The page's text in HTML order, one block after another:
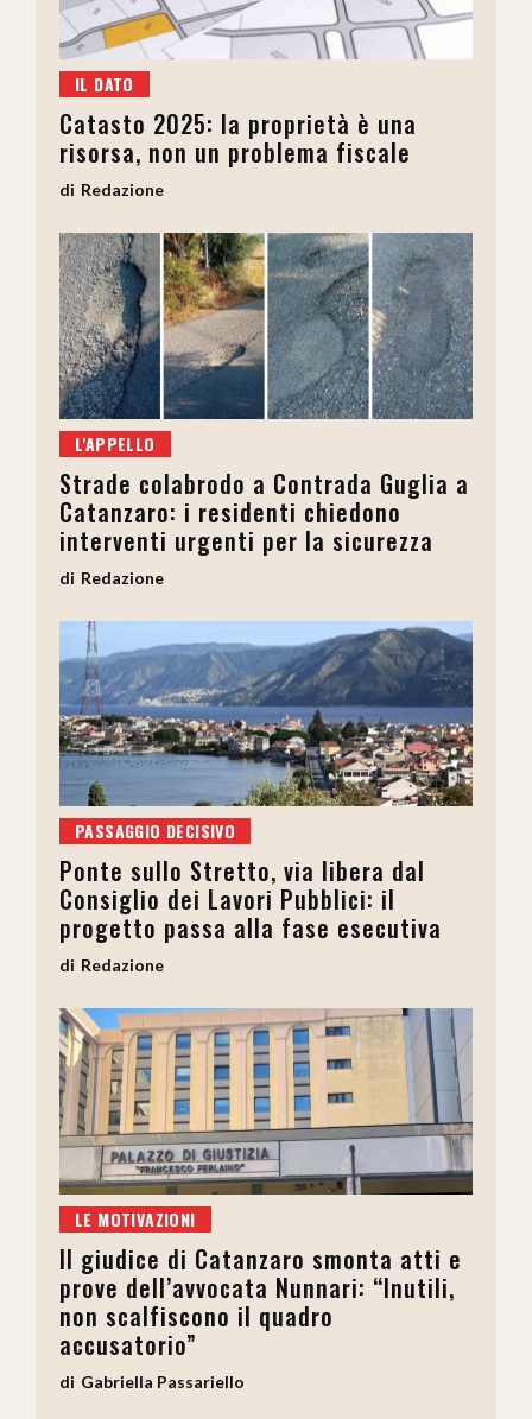
IL DATO
Catasto 2025: la proprietà è una
risorsa, non un problema fiscale
Redazione
L'APPELLO
Strade colabrodo a Contrada Guglia a
Catanzaro: i residenti chiedono
interventi urgenti per la sicurezza
Redazione
PASSAGGIO DECISIVO
Ponte sullo Stretto, via libera dal
Consiglio dei Lavori Pubblici: il
progetto passa alla fase esecutiva
Redazione
LE MOTIVAZIONI
Il giudice di Catanzaro smonta atti e
prove dell’avvocata Nunnari: “Inutili,
non scalfiscono il quadro
accusatorio”
Gabriella Passariello